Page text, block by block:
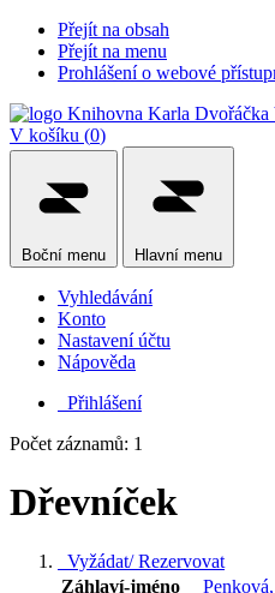
Přejít na obsah
Přejít na menu
Prohlášení o webové
V košíku (0)
Boční menu Hlavní menu
Vyhledávání
Konto
Nastavení účtu
Nápověda
Přihlášení
Počet záznamů: 1
Dřevníček
Vyžádat/ Rezervovat
Záhlaví-jméno